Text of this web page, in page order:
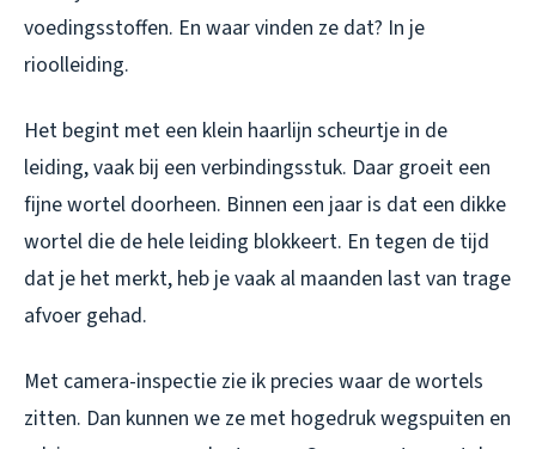
voedingsstoffen. En waar vinden ze dat? In je
rioolleiding.
Het begint met een klein haarlijn scheurtje in de
leiding, vaak bij een verbindingsstuk. Daar groeit een
fijne wortel doorheen. Binnen een jaar is dat een dikke
wortel die de hele leiding blokkeert. En tegen de tijd
dat je het merkt, heb je vaak al maanden last van trage
afvoer gehad.
Met camera-inspectie zie ik precies waar de wortels
zitten. Dan kunnen we ze met hogedruk wegspuiten en